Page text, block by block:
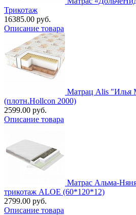
Трикотаж
16385.00 руб.
Описание товара
Матрац Alis "Илья
(плотн.Hollcon 2000)
2599.00 руб.
Описание товара
Матрас Альма-
трикотаж ALOE (60*120*12)
2799.00 руб.
Описание товара